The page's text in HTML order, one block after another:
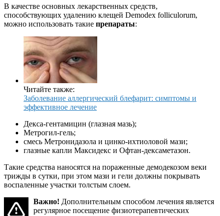
В качестве основных лекарственных средств,
способствующих удалению клещей Demodex folliculorum,
можно использовать такие препараты:
Читайте также:
Заболевание аллергический блефарит: симптомы и
эффективное лечение
Декса-гентамицин (глазная мазь);
Метрогил-гель;
смесь Метронидазола и цинко-ихтиоловой мази;
глазные капли Максидекс и Офтан-дексаметазон.
Такие средства наносятся на пораженные демодекозом веки
трижды в сутки, при этом мази и гели должны покрывать
воспаленные участки толстым слоем.
Важно! Дополнительным способом лечения является
регулярное посещение физиотерапевтических